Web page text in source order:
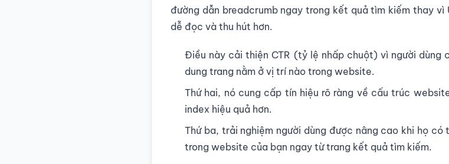
đường dẫn breadcrumb ngay trong kết quả tìm kiếm thay
dễ đọc và thu hút hơn.
Điều này cải thiện CTR (tỷ lệ nhấp chuột) vì người dùng
dung trang nằm ở vị trí nào trong website.
Thứ hai, nó cung cấp tín hiệu rõ ràng về cấu trúc
index hiệu quả hơn.
Thứ ba, trải nghiệm người dùng được nâng cao khi họ
trong website của bạn ngay từ trang kết quả tìm kiếm.